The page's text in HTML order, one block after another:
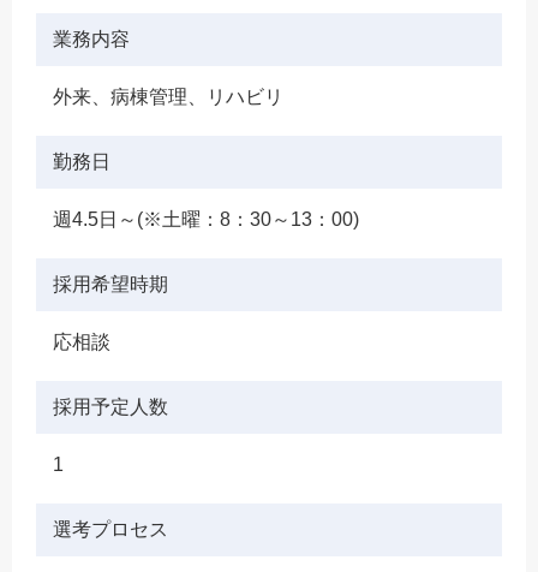
業務内容
外来、病棟管理、リハビリ
勤務日
週4.5日～(※土曜：8：30～13：00)
採用希望時期
応相談
採用予定人数
1
選考プロセス